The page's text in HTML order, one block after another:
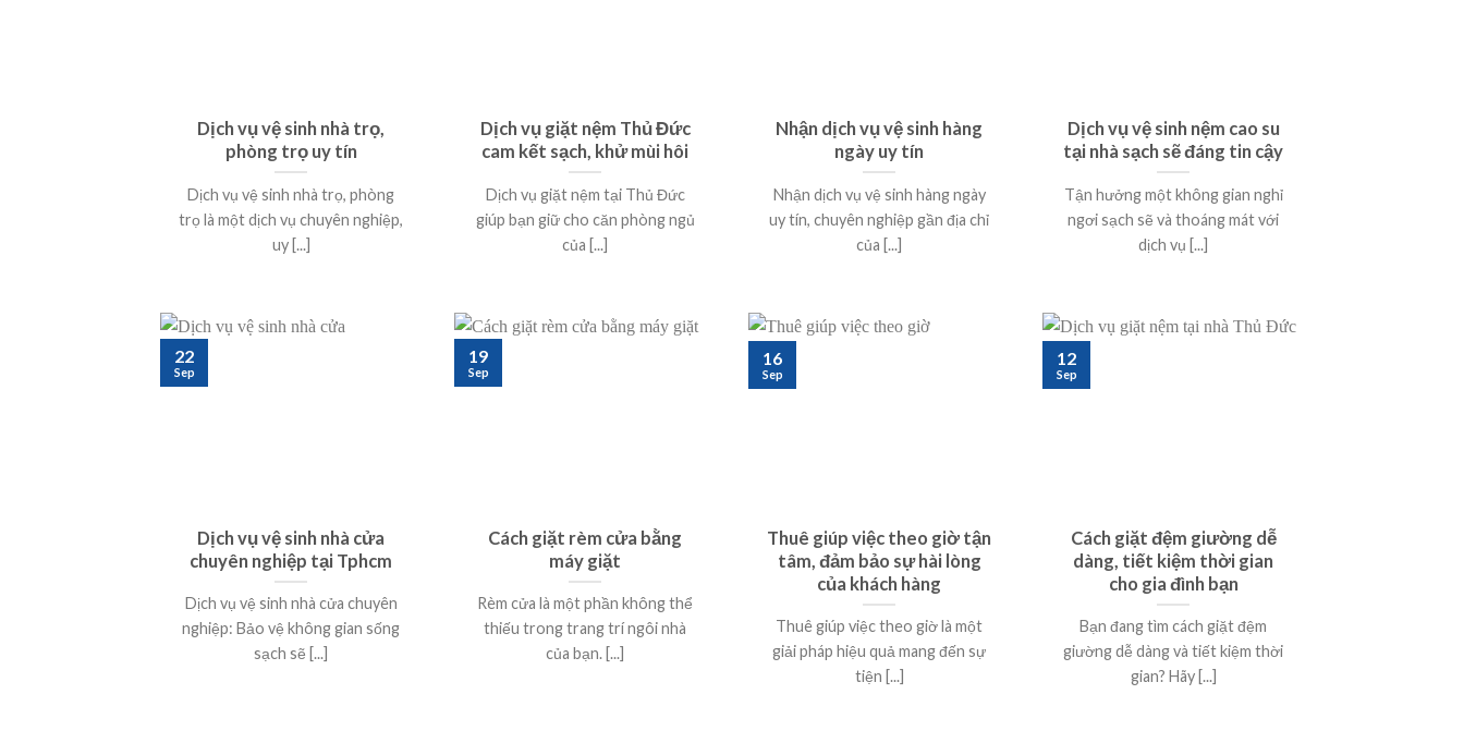
Dịch vụ vệ sinh nhà trọ,
phòng trọ uy tín
Dịch vụ vệ sinh nhà trọ, phòng
trọ là một dịch vụ chuyên nghiệp,
uy [...]
Dịch vụ giặt nệm Thủ Đức
cam kết sạch, khử mùi hôi
Dịch vụ giặt nệm tại Thủ Đức
giúp bạn giữ cho căn phòng ngủ
của [...]
Nhận dịch vụ vệ sinh hàng
ngày uy tín
Nhận dịch vụ vệ sinh hàng ngày
uy tín, chuyên nghiệp gần địa chỉ
của [...]
Dịch vụ vệ sinh nệm cao su
tại nhà sạch sẽ đáng tin cậy
Tận hưởng một không gian nghỉ
ngơi sạch sẽ và thoáng mát với
dịch vụ [...]
Dịch vụ vệ sinh nhà cửa
chuyên nghiệp tại Tphcm
Dịch vụ vệ sinh nhà cửa chuyên
nghiệp: Bảo vệ không gian sống
sạch sẽ [...]
22
Sep
Cách giặt rèm cửa bằng
máy giặt
Rèm cửa là một phần không thể
thiếu trong trang trí ngôi nhà
của bạn. [...]
19
Sep
Thuê giúp việc theo giờ tận
tâm, đảm bảo sự hài lòng
của khách hàng
Thuê giúp việc theo giờ là một
giải pháp hiệu quả mang đến sự
tiện [...]
16
Sep
Cách giặt đệm giường dễ
dàng, tiết kiệm thời gian
cho gia đình bạn
Bạn đang tìm cách giặt đệm
giường dễ dàng và tiết kiệm thời
gian? Hãy [...]
12
Sep